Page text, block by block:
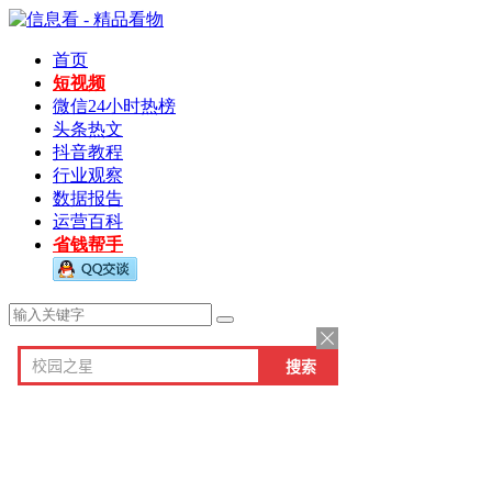
首页
短视频
微信24小时热榜
头条热文
抖音教程
行业观察
数据报告
运营百科
省钱帮手